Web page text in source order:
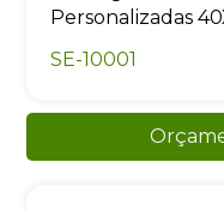
Personalizadas
SE-10001